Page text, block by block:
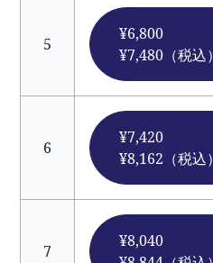
5
¥6,800
¥7,480（税込）
6
¥7,420
¥8,162（税込）
7
¥8,040